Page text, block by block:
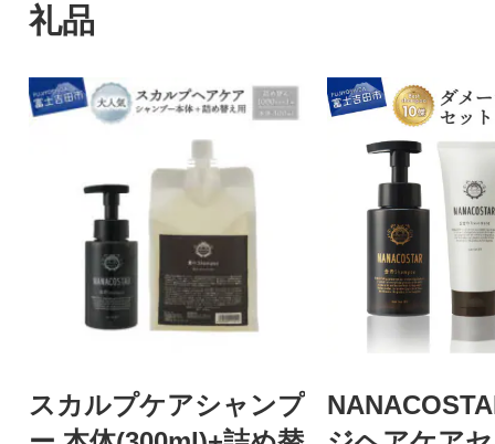
礼品
スカルプケアシャンプ